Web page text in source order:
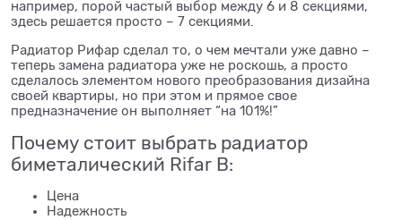
например, порой частый выбор между 6 и 8 секциями,
здесь решается просто – 7 секциями.
Радиатор Рифар сделал то, о чем мечтали уже давно –
теперь замена радиатора уже не роскошь, а просто
сделалось элементом нового преобразования дизайна
своей квартиры, но при этом и прямое свое
предназначение он выполняет “на 101%!”
Почему стоит выбрать радиатор
биметалический Rifar B:
Цена
Надежность